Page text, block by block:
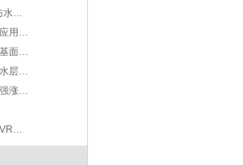
卫生间用鲁蒙LM复合防水涂料
种植屋面绿化领域聚脲应用优势
鲁蒙聚脲分享：混凝土基面防水防腐聚脲施工的关键
烟台鲁蒙：如何解决防水层与混凝土结构基面的粘结问题？
聚脲管道防腐市场展现强涨之势
城市管廊防腐防水就选VRA-LM®防腐防水涂料